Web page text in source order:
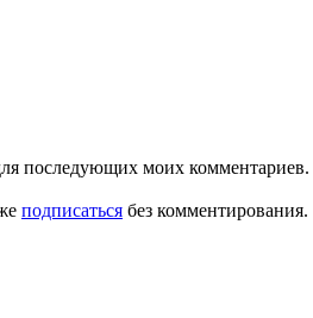
последующих моих комментариев.
подписаться без комментирования.